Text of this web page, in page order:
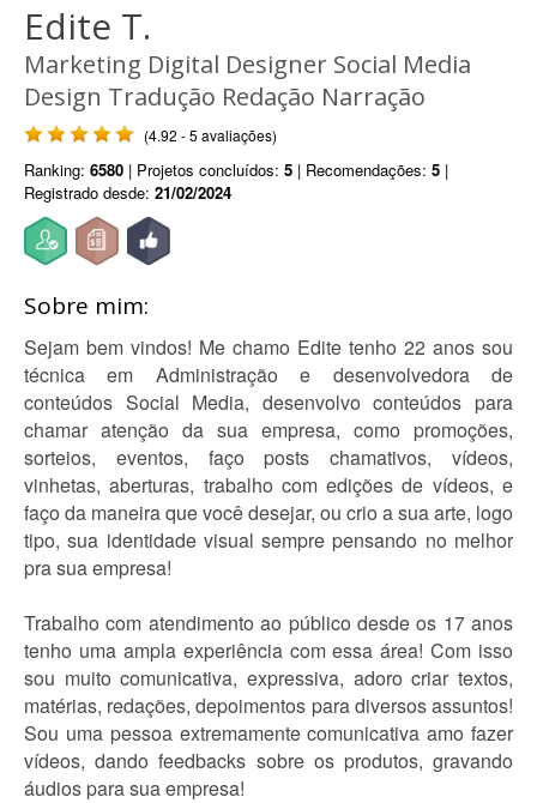
Edite T.
Marketing Digital Designer Social Media
Design Tradução Redação Narração
(4.92 - 5 avaliações)
Ranking: 6580 | Projetos concluídos: 5 | Recomendações: 5 |
Registrado desde: 21/02/2024
Sobre mim:
Sejam bem vindos! Me chamo Edite tenho 22 anos sou
técnica em Administração e desenvolvedora de
conteúdos Social Media, desenvolvo conteúdos para
chamar atenção da sua empresa, como promoções,
sorteios, eventos, faço posts chamativos, vídeos,
vinhetas, aberturas, trabalho com edições de vídeos, e
faço da maneira que você desejar, ou crio a sua arte, logo
tipo, sua identidade visual sempre pensando no melhor
pra sua empresa!
Trabalho com atendimento ao público desde os 17 anos
tenho uma ampla experiência com essa área! Com isso
sou muito comunicativa, expressiva, adoro criar textos,
matérias, redações, depoimentos para diversos assuntos!
Sou uma pessoa extremamente comunicativa amo fazer
vídeos, dando feedbacks sobre os produtos, gravando
áudios para sua empresa!